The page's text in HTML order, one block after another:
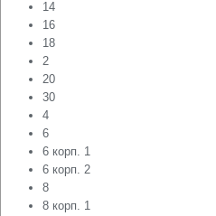
14
16
18
2
20
30
4
6
6 корп. 1
6 корп. 2
8
8 корп. 1